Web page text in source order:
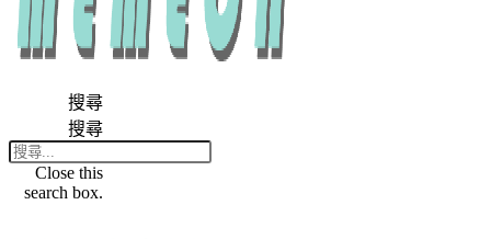
搜尋
搜尋
Close this
search box.